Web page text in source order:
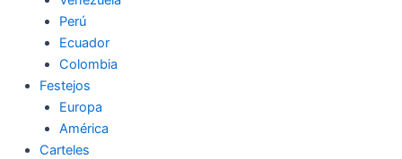
Perú
Ecuador
Colombia
Festejos
Europa
América
Carteles